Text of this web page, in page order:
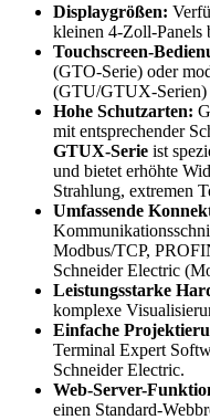
Displaygrößen:
kleinen 4-Zoll-Panels
Touchscreen-
(GTO-Serie) oder
(GTU/GTUX-Serien)
Hohe Schutzarten:
mit entsprechender
GTUX-Serie ist
und bietet erhöhte
Strahlung, extremen
Umfassende
Modbus/TCP,
Schneider Electric
Leistungsstarke
komplexe
Einfache
Terminal Expert
Schneider Electric.
Web-Server-
einen Standard-